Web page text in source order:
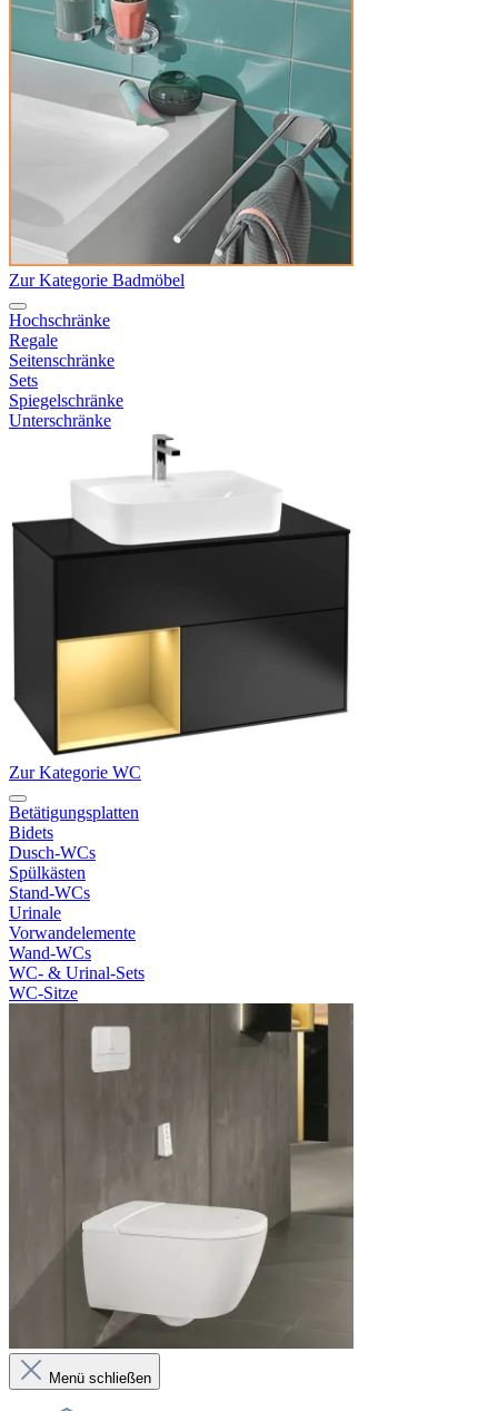
Zur Kategorie Badmöbel
Hochschränke
Regale
Seitenschränke
Sets
Spiegelschränke
Unterschränke
Zur Kategorie WC
Betätigungsplatten
Bidets
Dusch-WCs
Spülkästen
Stand-WCs
Urinale
Vorwandelemente
Wand-WCs
WC- & Urinal-Sets
WC-Sitze
Menü schließen